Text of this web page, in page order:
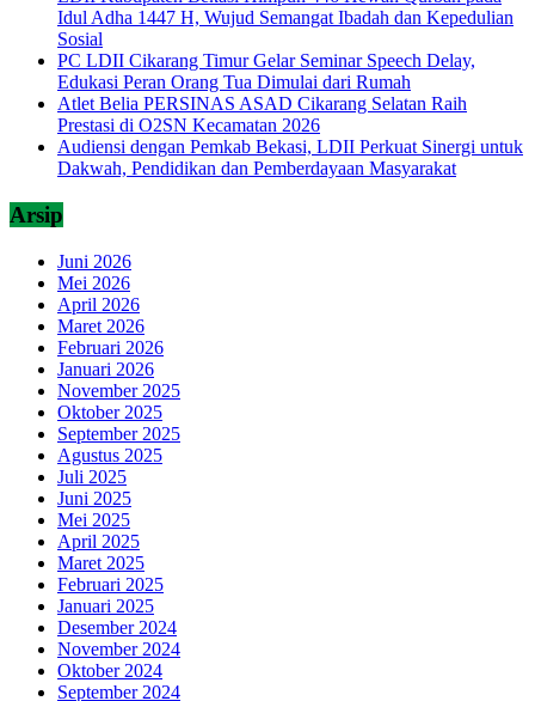
Idul Adha 1447 H, Wujud Semangat Ibadah dan Kepedulian
Sosial
PC LDII Cikarang Timur Gelar Seminar Speech Delay,
Edukasi Peran Orang Tua Dimulai dari Rumah
Atlet Belia PERSINAS ASAD Cikarang Selatan Raih
Prestasi di O2SN Kecamatan 2026
Audiensi dengan Pemkab Bekasi, LDII Perkuat Sinergi untuk
Dakwah, Pendidikan dan Pemberdayaan Masyarakat
Arsip
Juni 2026
Mei 2026
April 2026
Maret 2026
Februari 2026
Januari 2026
November 2025
Oktober 2025
September 2025
Agustus 2025
Juli 2025
Juni 2025
Mei 2025
April 2025
Maret 2025
Februari 2025
Januari 2025
Desember 2024
November 2024
Oktober 2024
September 2024